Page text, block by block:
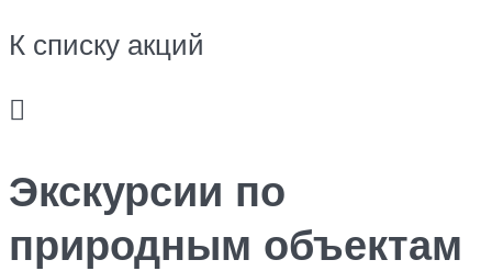
К списку акций

Экскурсии по
природным объектам